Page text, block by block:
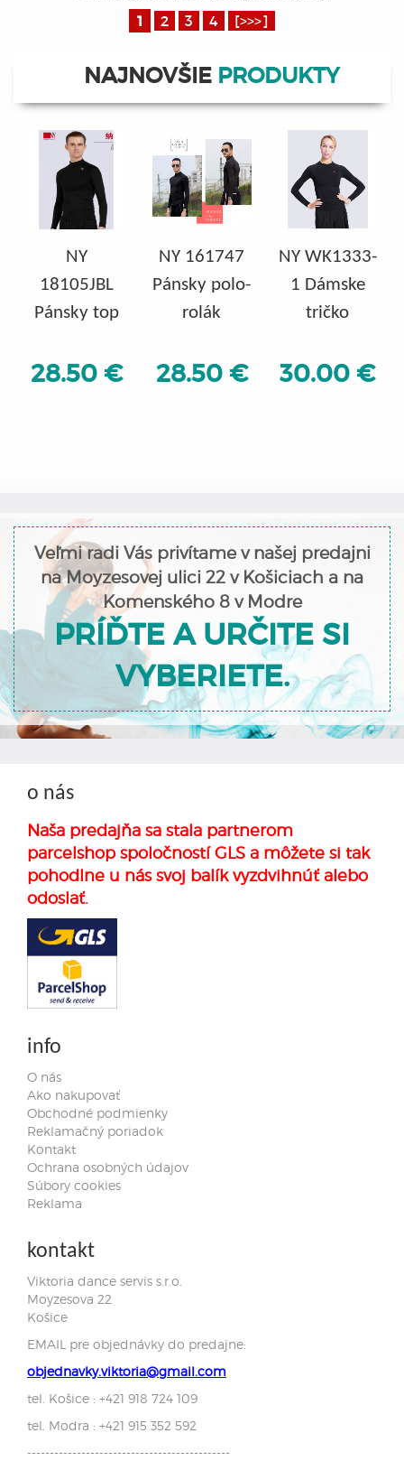
1
2 3 4 [>>>]
NAJNOVŠIE PRODUKTY
NY
18105JBL
Pánsky top
28.50 €
NY 161747
Pánsky polo-
rolák
28.50 €
NY WK1333-
1 Dámske
tričko
30.00 €
Veľmi radi Vás privítame v našej predajni
na Moyzesovej ulici 22 v Košiciach a na
Komenského 8 v Modre
PRÍĎTE A URČITE SI
VYBERIETE.
o nás
Naša predajňa sa stala partnerom
parcelshop spoločností GLS a môžete si tak
pohodlne u nás svoj balík vyzdvihnúť alebo
odoslať.
info
O nás
Ako nakupovať
Obchodné podmienky
Reklamačný poriadok
Kontakt
Ochrana osobných údajov
Súbory cookies
Reklama
kontakt
Viktoria dance servis s.r.o.
Moyzesova 22
Košice
EMAIL pre objednávky do predajne:
objednavky.viktoria@gmail.com
tel. Košice : +421 918 724 109
tel. Modra : +421 915 352 592
---------------------------------------------